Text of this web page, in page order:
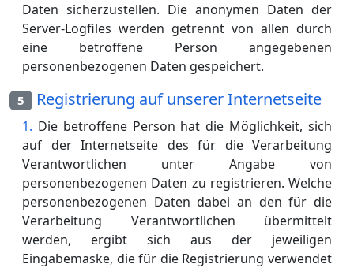
Daten sicherzustellen. Die anonymen Daten der
Server-Logfiles werden getrennt von allen durch
eine betroffene Person angegebenen
personenbezogenen Daten gespeichert.
5 Registrierung auf unserer Internetseite
Die betroffene Person hat die Möglichkeit, sich
auf der Internetseite des für die Verarbeitung
Verantwortlichen unter Angabe von
personenbezogenen Daten zu registrieren. Welche
personenbezogenen Daten dabei an den für die
Verarbeitung Verantwortlichen übermittelt
werden, ergibt sich aus der jeweiligen
Eingabemaske, die für die Registrierung verwendet